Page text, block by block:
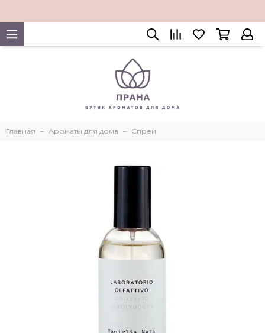
Главная Ароматы для дома Спреи